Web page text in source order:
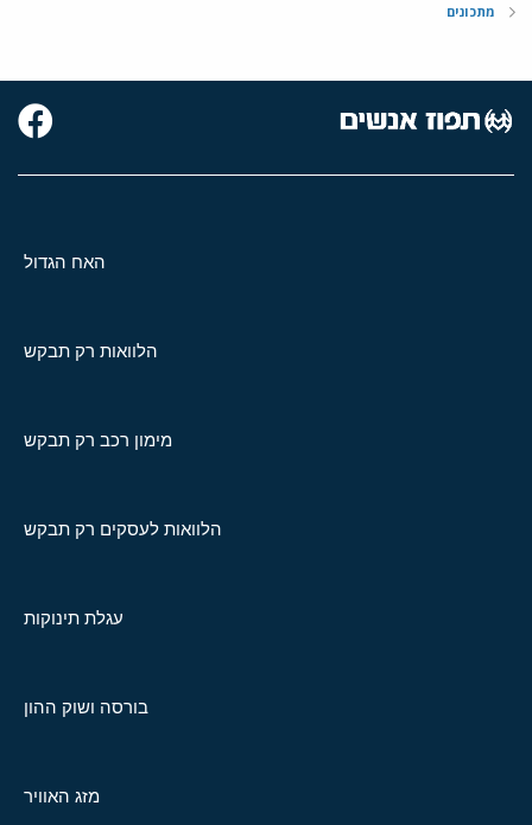
מתכונים
האח הגדול
הלוואות רק תבקש
מימון רכב רק תבקש
הלוואות לעסקים רק תבקש
עגלת תינוקות
בורסה ושוק ההון
מזג האוויר